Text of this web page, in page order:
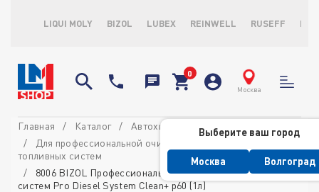
LIQUI MOLY BIZOL LUBEX REINWELL RUSEFF
Москва
Выберите ваш город
Москва Волгоград
Главная Каталог
Автохимия профессиональная
Для профессиональной очистки бензиновых и дизельных
топливных систем
8006 BIZOL Профессиональный очиститель дизельных
систем Pro Diesel System Clean+ p60 (1л)